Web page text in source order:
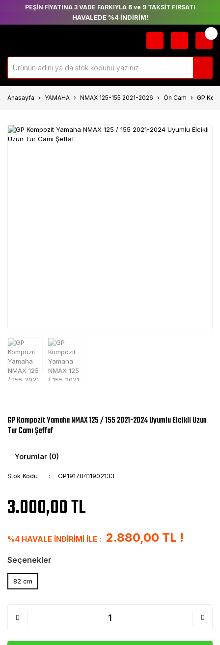
PEŞİN FİYATINA 3 VADE FARKIYLA 6 ve 9 TAKSİT FIRSATI
HAVALEDE %4 İNDİRİM!
Anasayfa YAMAHA NMAX 125-155 2021-2026 Ön Cam GP
GP Kompozit Yamaha NMAX 125 / 155 2021-2024 Uyumlu Elcikli Uzun
Tur Camı Şeffaf
Yorumlar (0)
Stok Kodu GP19170411902133
3.000,00 TL
%4 HAVALE İNDİRİMİ İLE : 2.880,00 TL !
Seçenekler
82 cm